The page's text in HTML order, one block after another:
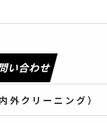
い合わせ
外クリーニング）